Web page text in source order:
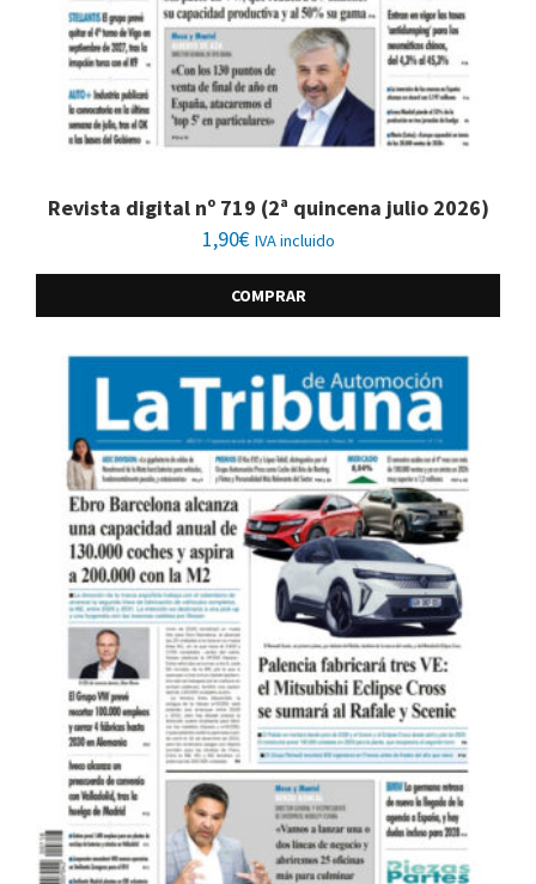
Revista digital nº 719 (2ª quincena julio 2026)
1,90€ IVA incluido
COMPRAR